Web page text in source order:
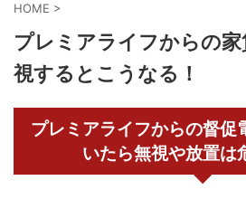
HOME >
プレミアライフからの
視するとこうなる！
プレミアライフからの督促
いたら無視や放置は